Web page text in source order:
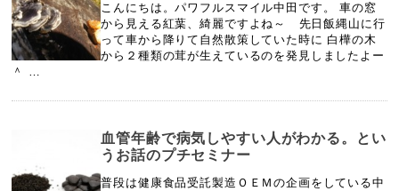
こんにちは。パワフルスマイル中田です。 車の窓
から見える紅葉、綺麗ですよね～ 先日飯縄山に行
って車から降りて自然散策していた時に 白樺の木
から２種類の茸が生えているのを発見しましたよー
＾ …
血管年齢で病気しやすい人がわかる。とい
うお話のプチセミナー
普段は健康食品受託製造ＯＥＭの企画をしている中